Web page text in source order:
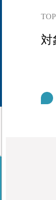
TOP
対